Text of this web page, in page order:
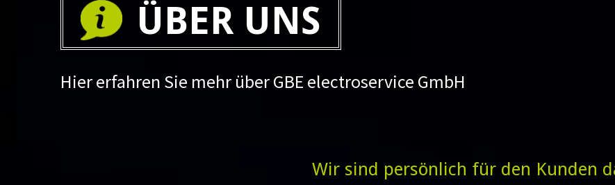
ÜBER UNS
Hier erfahren Sie mehr über GBE electroservice GmbH
Wir sind persönlich für den Kunden